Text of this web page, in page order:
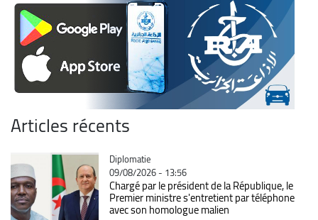
Articles récents
Catégorie
Diplomatie
09/08/2026 - 13:56
Chargé par le président de la République, le
Premier ministre s'entretient par téléphone
avec son homologue malien